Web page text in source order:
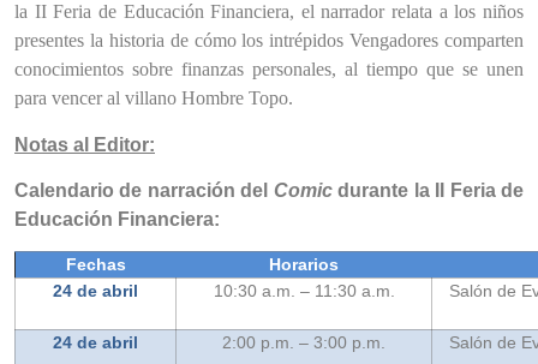
la II Feria de Educación Financiera, el narrador relata a los niños
presentes la historia de cómo los intrépidos Vengadores comparten
conocimientos sobre finanzas personales, al tiempo que se unen
para vencer al villano Hombre Topo.
Notas al Editor:
Calendario de narración del Comicdurante la II Feria de
Educación Financiera:
Fechas
Horarios
24 de abril
10:30 a.m. – 11:30 a.m. Salón de
24 de abril 2:00 p.m. – 3:00 p.m. Salón de